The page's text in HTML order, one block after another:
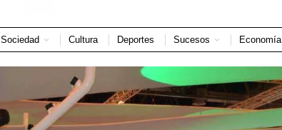
Sociedad Cultura Deportes Sucesos Economía